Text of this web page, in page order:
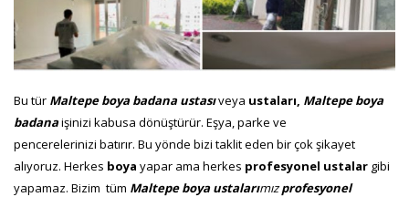
Bu tür Maltepeboya badana ustasıveya ustaları, Maltepeboya
badanaişinizi kabusa dönüştürür. Eşya, parke ve
pencerelerinizi batırır. Bu yönde bizi taklit eden bir çok şikayet
alıyoruz. Herkes boya yapar ama herkes profesyonel ustalar gibi
yapamaz. Bizim tüm Maltepeboya ustalarımızprofesyonel